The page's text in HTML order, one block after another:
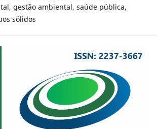
gestão ambiental, saúde pública,
sólidos